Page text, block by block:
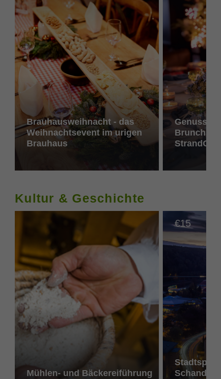
Brauhausweihnacht - das
Weihnachtsevent im urigen
Brauhaus
Brunch im
StrandGut
Kultur & Geschichte
Mühlen- und Bäckereiführung
€15
Schandau